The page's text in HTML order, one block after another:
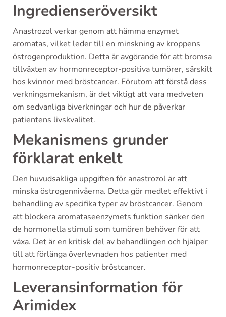
Ingredienseröversikt
Anastrozol verkar genom att hämma enzymet
aromatas, vilket leder till en minskning av kroppens
östrogenproduktion. Detta är avgörande för att bromsa
tillväxten av hormonreceptor-positiva tumörer, särskilt
hos kvinnor med bröstcancer. Förutom att förstå dess
verkningsmekanism, är det viktigt att vara medveten
om sedvanliga biverkningar och hur de påverkar
patientens livskvalitet.
Mekanismens grunder
förklarat enkelt
Den huvudsakliga uppgiften för anastrozol är att
minska östrogennivåerna. Detta gör medlet effektivt i
behandling av specifika typer av bröstcancer. Genom
att blockera aromataseenzymets funktion sänker den
de hormonella stimuli som tumören behöver för att
växa. Det är en kritisk del av behandlingen och hjälper
till att förlänga överlevnaden hos patienter med
hormonreceptor-positiv bröstcancer.
Leveransinformation för
Arimidex